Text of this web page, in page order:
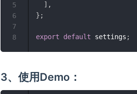
] ,
} ;
export default settings ;
5
6
7
8
3、使用Demo：